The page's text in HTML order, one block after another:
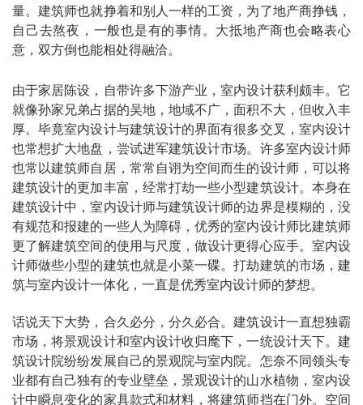
量。建筑师也就挣着和别人一样的工资，为了地产商挣钱，
自己去熬夜，一般也是有的事情。大抵地产商也会略表心
意，双方倒也能相处得融洽。
由于家居陈设，自带许多下游产业，室内设计获利颇丰。它
就像孙家兄弟占据的吴地，地域不广，面积不大，但收入丰
厚。毕竟室内设计与建筑设计的界面有很多交叉，室内设计
也常想扩大地盘，尝试进军建筑设计市场。许多室内设计师
也常以建筑师自居，常常自诩为空间而生的设计师，可以将
建筑设计的更加丰富，经常打劫一些小型建筑设计。本身在
建筑设计中，室内设计师与建筑设计师的边界是模糊的，没
有规范和报建的一些人为障碍，优秀的室内设计师比建筑师
更了解建筑空间的使用与尺度，做设计更得心应手。室内设
计师做些小型的建筑也就是小菜一碟。打劫建筑的市场，建
筑与室内设计一体化，一直是优秀室内设计师的梦想。
话说天下大势，合久必分，分久必合。建筑设计一直想独霸
市场，将景观设计和室内设计收归麾下，一统设计天下。建
筑设计院纷纷发展自己的景观院与室内院。怎奈不同领头专
业都有自己独有的专业壁垒，景观设计的山水植物，室内设
计中瞬息变化的家具款式和材料，将建筑师挡在门外。空间